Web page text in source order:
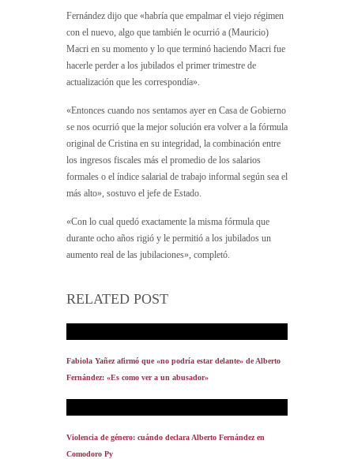
Fernández dijo que «habría que empalmar el viejo régimen
con el nuevo, algo que también le ocurrió a (Mauricio)
Macri en su momento y lo que terminó haciendo Macri fue
hacerle perder a los jubilados el primer trimestre de
actualización que les correspondía».
«Entonces cuando nos sentamos ayer en Casa de Gobierno
se nos ocurrió que la mejor solución era volver a la fórmula
original de Cristina en su integridad, la combinación entre
los ingresos fiscales más el promedio de los salarios
formales o el índice salarial de trabajo informal según sea el
más alto», sostuvo el jefe de Estado.
«Con lo cual quedó exactamente la misma fórmula que
durante ocho años rigió y le permitió a los jubilados un
aumento real de las jubilaciones», completó.
RELATED POST
Fabiola Yañez afirmó que «no podría estar delante» de Alberto
Fernández: «Es como ver a un abusador»
Violencia de género: cuándo declara Alberto Fernández en
Comodoro Py